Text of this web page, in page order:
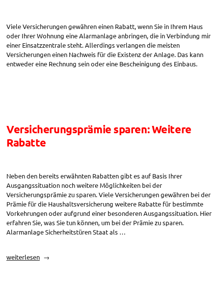
Viele Versicherungen gewähren einen Rabatt, wenn Sie in Ihrem Haus
oder Ihrer Wohnung eine Alarmanlage anbringen, die in Verbindung mir
einer Einsatzzentrale steht. Allerdings verlangen die meisten
Versicherungen einen Nachweis für die Existenz der Anlage. Das kann
entweder eine Rechnung sein oder eine Bescheinigung des Einbaus.
Versicherungsprämie sparen: Weitere
Rabatte
Neben den bereits erwähnten Rabatten gibt es auf Basis Ihrer
Ausgangssituation noch weitere Möglichkeiten bei der
Versicherungsprämie zu sparen. Viele Versicherungen gewähren bei der
Prämie für die Haushaltsversicherung weitere Rabatte für bestimmte
Vorkehrungen oder aufgrund einer besonderen Ausgangssituation. Hier
erfahren Sie, was Sie tun können, um bei der Prämie zu sparen.
Alarmanlage Sicherheitstüren Staat als …
„Versicherungsprämie
weiterlesen